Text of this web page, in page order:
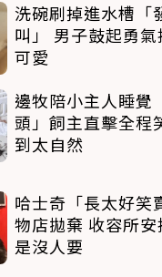
洗碗刷掉進水槽「
叫」 男子鼓起勇
可愛
邊牧陪小主人睡覺
頭」飼主直擊全程
到太自然
哈士奇「長太好笑
物店拋棄 收容所
是沒人要